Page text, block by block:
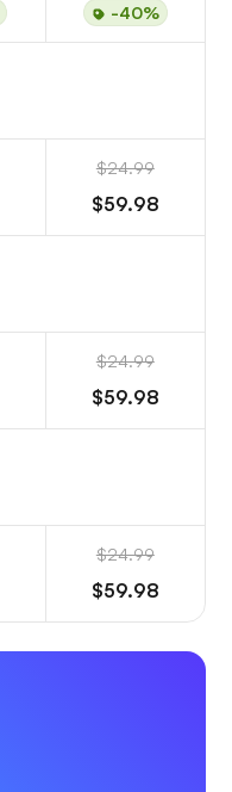
-40%
$24.99
$59.98
$24.99
$59.98
$24.99
$59.98